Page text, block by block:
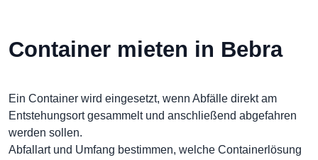
Container mieten in Bebra
Ein Container wird eingesetzt, wenn Abfälle direkt am
Entstehungsort gesammelt und anschließend abgefahren
werden sollen.
Abfallart und Umfang bestimmen, welche Containerlösung